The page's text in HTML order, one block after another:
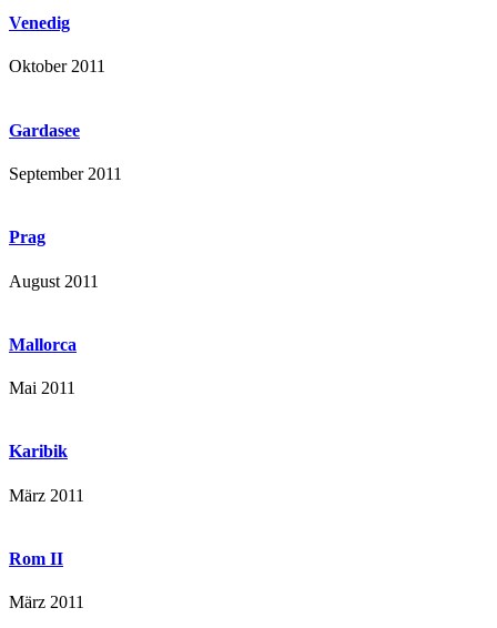
Venedig
Oktober 2011
Gardasee
September 2011
Prag
August 2011
Mallorca
Mai 2011
Karibik
März 2011
Rom II
März 2011